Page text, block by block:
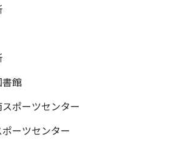
書館
ポーツセンター
ーツセンター